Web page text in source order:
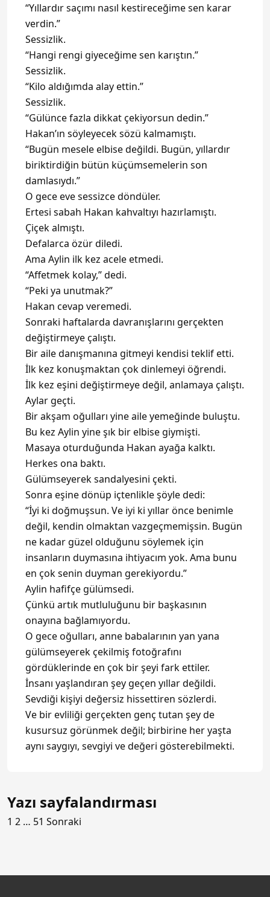
“Yıllardır saçımı nasıl kestireceğime sen karar
verdin.”
Sessizlik.
“Hangi rengi giyeceğime sen karıştın.”
Sessizlik.
“Kilo aldığımda alay ettin.”
Sessizlik.
“Gülünce fazla dikkat çekiyorsun dedin.”
Hakan’ın söyleyecek sözü kalmamıştı.
“Bugün mesele elbise değildi. Bugün, yıllardır
biriktirdiğin bütün küçümsemelerin son
damlasıydı.”
O gece eve sessizce döndüler.
Ertesi sabah Hakan kahvaltıyı hazırlamıştı.
Çiçek almıştı.
Defalarca özür diledi.
Ama Aylin ilk kez acele etmedi.
“Affetmek kolay,” dedi.
“Peki ya unutmak?”
Hakan cevap veremedi.
Sonraki haftalarda davranışlarını gerçekten
değiştirmeye çalıştı.
Bir aile danışmanına gitmeyi kendisi teklif etti.
İlk kez konuşmaktan çok dinlemeyi öğrendi.
İlk kez eşini değiştirmeye değil, anlamaya çalıştı.
Aylar geçti.
Bir akşam oğulları yine aile yemeğinde buluştu.
Bu kez Aylin yine şık bir elbise giymişti.
Masaya oturduğunda Hakan ayağa kalktı.
Herkes ona baktı.
Gülümseyerek sandalyesini çekti.
Sonra eşine dönüp içtenlikle şöyle dedi:
“İyi ki doğmuşsun. Ve iyi ki yıllar önce benimle
değil, kendin olmaktan vazgeçmemişsin. Bugün
ne kadar güzel olduğunu söylemek için
insanların duymasına ihtiyacım yok. Ama bunu
en çok senin duyman gerekiyordu.”
Aylin hafifçe gülümsedi.
Çünkü artık mutluluğunu bir başkasının
onayına bağlamıyordu.
O gece oğulları, anne babalarının yan yana
gülümseyerek çekilmiş fotoğrafını
gördüklerinde en çok bir şeyi fark ettiler.
İnsanı yaşlandıran şey geçen yıllar değildi.
Sevdiği kişiyi değersiz hissettiren sözlerdi.
Ve bir evliliği gerçekten genç tutan şey de
kusursuz görünmek değil; birbirine her yaşta
aynı saygıyı, sevgiyi ve değeri gösterebilmekti.
Yazı sayfalandırması
1 2 … 51 Sonraki